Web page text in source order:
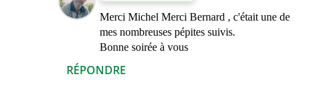
RÉPONDRE
Merci Michel Merci Bernard , c'était une de
mes nombreuses pépites suivis.
Bonne soirée à vous